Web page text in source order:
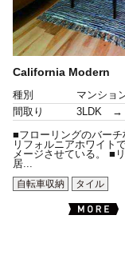
California Modern
種別
マンショ
間取り
3LDK →
■フローリングのバーチ
リフォルニアホワイト
メージさせている。 ■
居...
自転車収納
タイル